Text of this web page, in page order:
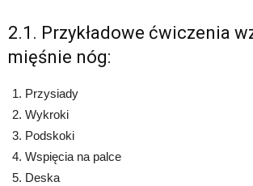
2.1. Przykładowe ćwiczenia
mięśnie nóg:
Przysiady
Wykroki
Podskoki
Wspięcia na palce
Deska